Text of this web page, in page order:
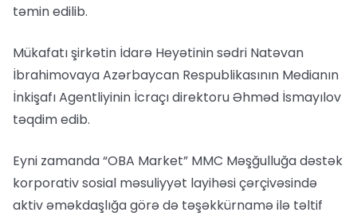
təmin edilib.
Mükafatı şirkətin İdarə Heyətinin sədri Natəvan
İbrahimovaya Azərbaycan Respublikasının Medianın
İnkişafı Agentliyinin İcraçı direktoru Əhməd İsmayılov
təqdim edib.
Eyni zamanda “OBA Market” MMC Məşğulluğa dəstək
korporativ sosial məsuliyyət layihəsi çərçivəsində
aktiv əməkdaşlığa görə də təşəkkürnamə ilə təltif